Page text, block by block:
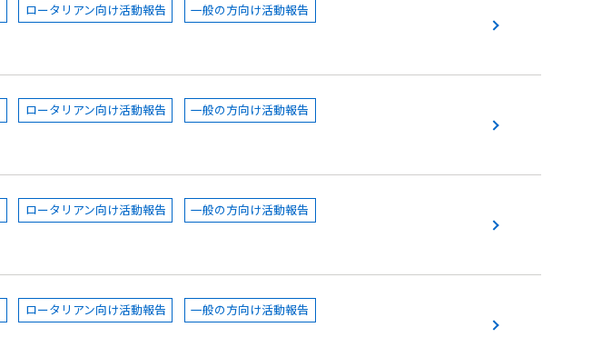
ロータリアン向け活動報告 一般の方向け活動報告
ロータリアン向け活動報告 一般の方向け活動報告
ロータリアン向け活動報告 一般の方向け活動報告
ロータリアン向け活動報告 一般の方向け活動報告